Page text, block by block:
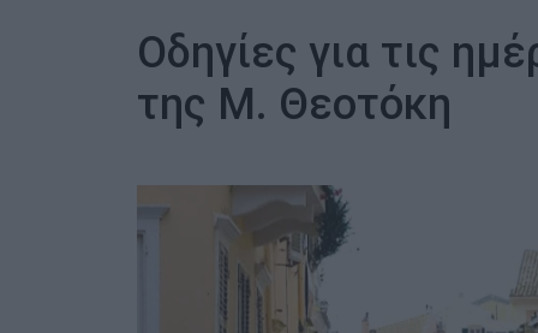
Οδηγίες για τις
της Μ. Θεοτόκη